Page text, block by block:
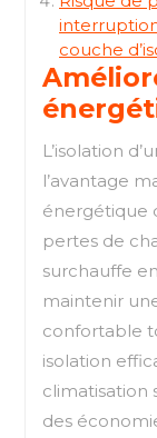
couche
L’isolation
l’avantage
énergétique
pertes de
surchauffe
maintenir
confortable
isolation
climatisation
des